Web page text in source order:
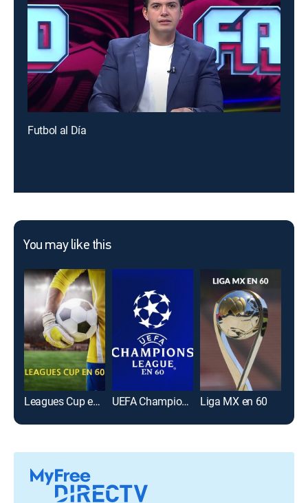
Futbol al Día
You may like this
Leagues Cup en 60 UEFA Champions League en 60 Liga MX en 60